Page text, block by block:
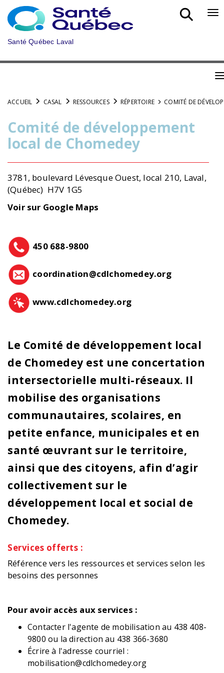
Aller
au
menu
principal
Santé Québec Laval
ACCUEIL CASAL RESSOURCES RÉPERTOIRE COMITÉ DE
Comité de développement
local de Chomedey
3781, boulevard Lévesque Ouest, local 210, Laval,
(Québec) H7V 1G5
Voir sur Google Maps
450 688-9800
coordination@cdlchomedey.org
www.cdlchomedey.org
Le Comité de développement local
de Chomedey est une concertation
intersectorielle multi-réseaux. Il
mobilise des organisations
communautaires, scolaires, en
petite enfance, municipales et en
santé œuvrant sur le territoire,
ainsi que des citoyens, afin d’agir
collectivement sur le
développement local et social de
Chomedey.
Services offerts :
Référence vers les ressources et services selon les
besoins des personnes
Pour avoir accès aux services :
Contacter l'agente de mobilisation au 438 408-
9800 ou la direction au 438 366-3680
Écrire à l'adresse courriel :
mobilisation@cdlchomedey.org